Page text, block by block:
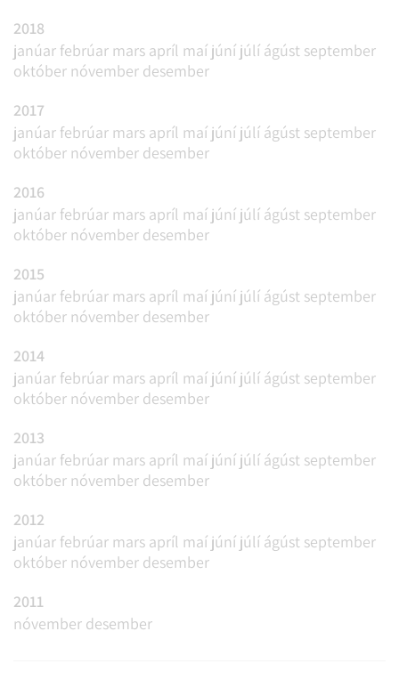
2018
janúar febrúar mars apríl maí júní júlí ágúst september
október nóvember desember
2017
janúar febrúar mars apríl maí júní júlí ágúst september
október nóvember desember
2016
janúar febrúar mars apríl maí júní júlí ágúst september
október nóvember desember
2015
janúar febrúar mars apríl maí júní júlí ágúst september
október nóvember desember
2014
janúar febrúar mars apríl maí júní júlí ágúst september
október nóvember desember
2013
janúar febrúar mars apríl maí júní júlí ágúst september
október nóvember desember
2012
janúar febrúar mars apríl maí júní júlí ágúst september
október nóvember desember
2011
nóvember desember